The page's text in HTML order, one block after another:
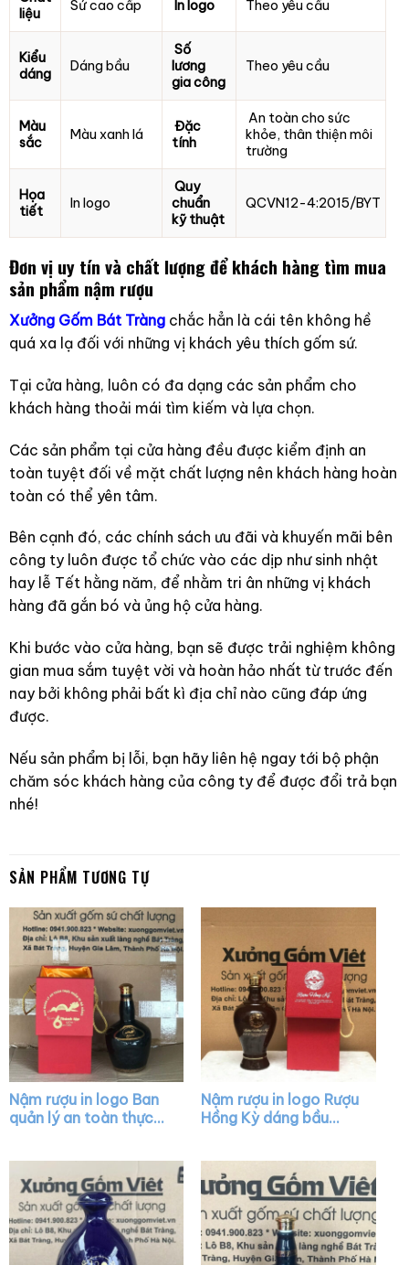
liệu
Sứ cao cấp In logo Theo yêu cầu
Kiểu
dáng
Dáng bầu
Số
lương
gia công
Theo yêu cầu
Màu
sắc
Màu xanh lá
Đặc
tính
An toàn cho sức
khỏe, thân thiện môi
trường
Họa
tiết
In logo
Quy
chuẩn
kỹ thuật
QCVN12-4:2015/BYT
Đơn vị uy tín và chất lượng để khách hàng tìm mua
sản phẩm nậm rượu
Xưởng Gốm Bát Tràngchắc hẳn là cái tên không hề
quá xa lạ đối với những vị khách yêu thích gốm sứ.
Tại cửa hàng, luôn có đa dạng các sản phẩm cho
khách hàng thoải mái tìm kiếm và lựa chọn.
Các sản phẩm tại cửa hàng đều được kiểm định an
toàn tuyệt đối về mặt chất lượng nên khách hàng hoàn
toàn có thể yên tâm.
Bên cạnh đó, các chính sách ưu đãi và khuyến mãi bên
công ty luôn được tổ chức vào các dịp như sinh nhật
hay lễ Tết hằng năm, để nhằm tri ân những vị khách
hàng đã gắn bó và ủng hộ cửa hàng.
Khi bước vào cửa hàng, bạn sẽ được trải nghiệm không
gian mua sắm tuyệt vời và hoàn hảo nhất từ trước đến
nay bởi không phải bất kì địa chỉ nào cũng đáp ứng
được.
Nếu sản phẩm bị lỗi, bạn hãy liên hệ ngay tới bộ phận
chăm sóc khách hàng của công ty để được đổi trả bạn
nhé!
SẢN PHẨM TƯƠNG TỰ
Nậm rượu in logo Ban
quản lý an toàn thực
bóng XG-NR34
Nậm rượu in logo Rượu
Hồng Kỳ dáng bầu